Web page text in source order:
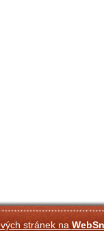
stránek na